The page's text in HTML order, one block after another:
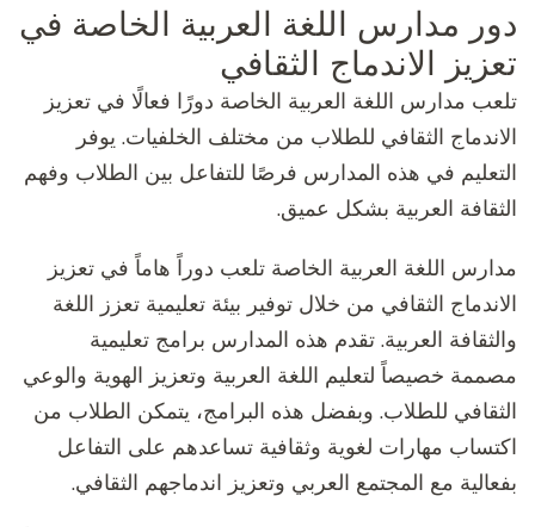
دور مدارس اللغة العربية الخاصة في
تعزيز الاندماج الثقافي
تلعب مدارس اللغة العربية الخاصة دورًا فعالًا في تعزيز
الاندماج الثقافي للطلاب من مختلف الخلفيات. يوفر
التعليم في هذه المدارس فرصًا للتفاعل بين الطلاب وفهم
الثقافة العربية بشكل عميق.
مدارس اللغة العربية الخاصة تلعب دوراً هاماً في تعزيز
الاندماج الثقافي من خلال توفير بيئة تعليمية تعزز اللغة
والثقافة العربية. تقدم هذه المدارس برامج تعليمية
مصممة خصيصاً لتعليم اللغة العربية وتعزيز الهوية والوعي
الثقافي للطلاب. وبفضل هذه البرامج، يتمكن الطلاب من
اكتساب مهارات لغوية وثقافية تساعدهم على التفاعل
بفعالية مع المجتمع العربي وتعزيز اندماجهم الثقافي.